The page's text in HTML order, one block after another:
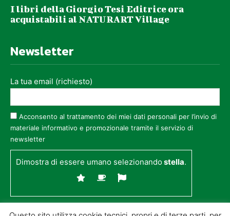
I libri della Giorgio Tesi Editrice ora
acquistabili al NATURART Village
Newsletter
La tua email (richiesto)
Acconsento al trattamento dei miei dati personali per l’invio di
materiale informativo e promozionale tramite il servizio di
newsletter
Dimostra di essere umano selezionandostella.